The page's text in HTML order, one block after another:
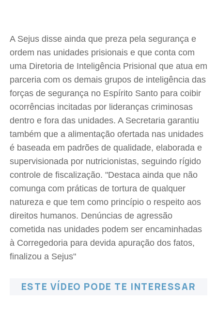
A Sejus disse ainda que preza pela segurança e
ordem nas unidades prisionais e que conta com
uma Diretoria de Inteligência Prisional que atua em
parceria com os demais grupos de inteligência das
forças de segurança no Espírito Santo para coibir
ocorrências incitadas por lideranças criminosas
dentro e fora das unidades. A Secretaria garantiu
também que a alimentação ofertada nas unidades
é baseada em padrões de qualidade, elaborada e
supervisionada por nutricionistas, seguindo rígido
controle de fiscalização. "Destaca ainda que não
comunga com práticas de tortura de qualquer
natureza e que tem como princípio o respeito aos
direitos humanos. Denúncias de agressão
cometida nas unidades podem ser encaminhadas
à Corregedoria para devida apuração dos fatos,
finalizou a Sejus"
ESTE VÍDEO PODE TE INTERESSAR